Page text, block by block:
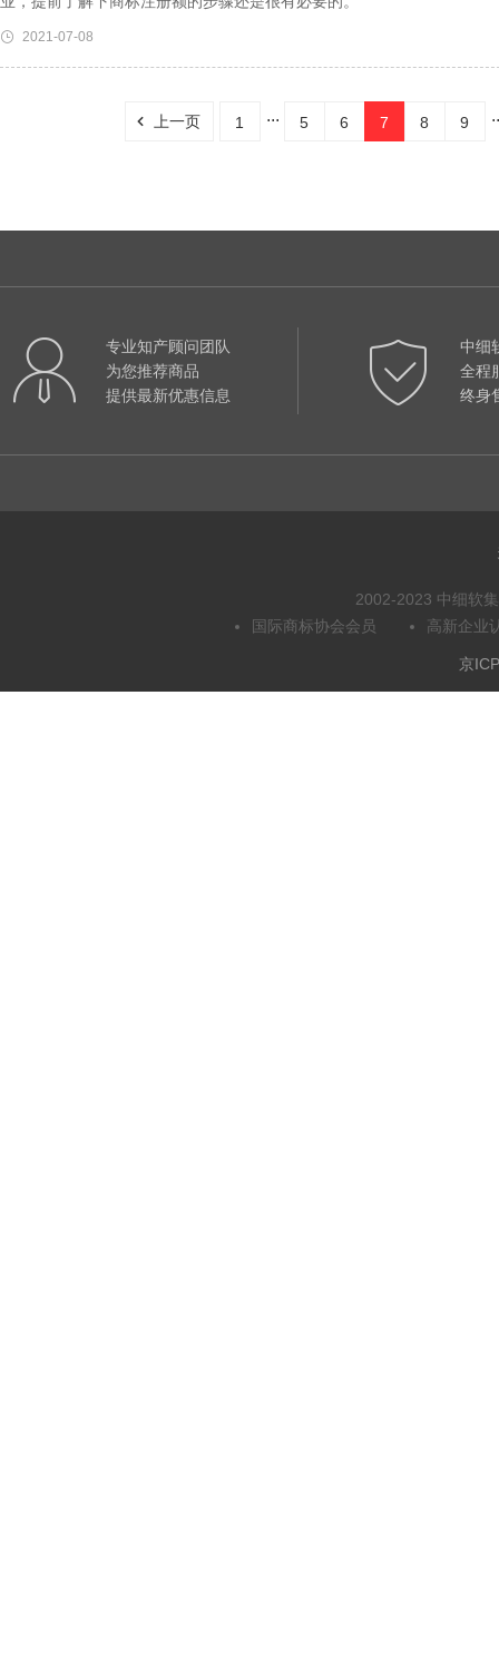
2021-07-08
上一页 1 ... 5 6 7 8 9
专业知产顾问团队
为您推荐商品
提供最新优惠信息
中细
全程
终身
2002-2023 中细软
国际商标协会会员
高新企业
京